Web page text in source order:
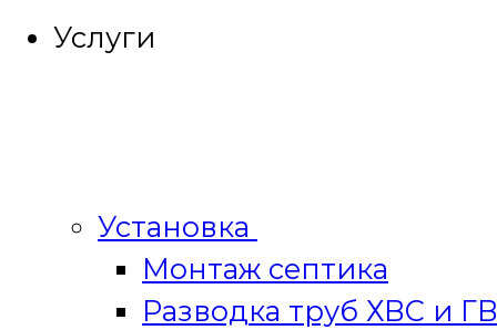
Услуги
Установка
Монтаж септика
Разводка труб ХВС и